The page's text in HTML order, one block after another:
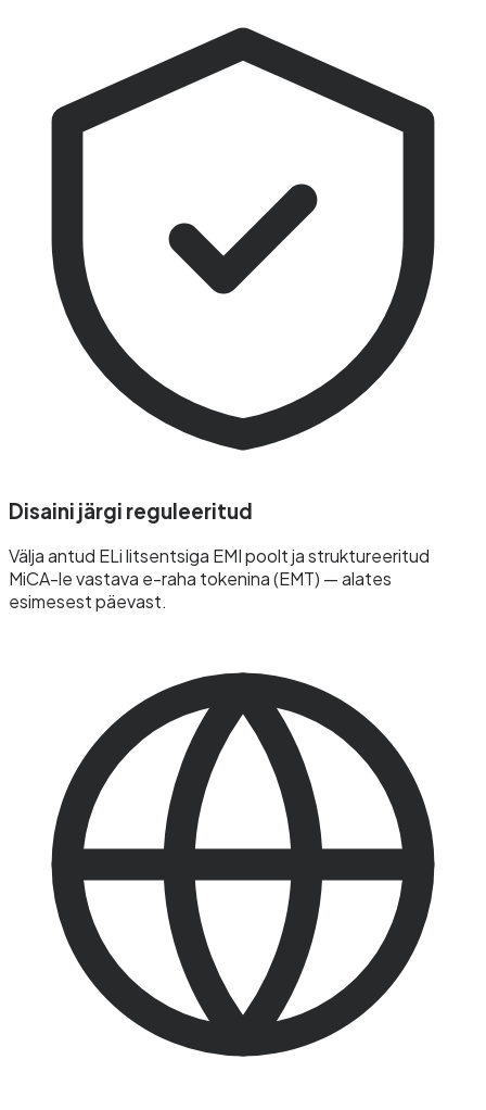
Disaini järgi reguleeritud
Välja antud ELi litsentsiga EMI poolt ja struktureeritud
MiCA-le vastava e-raha tokenina (EMT) — alates
esimesest päevast.